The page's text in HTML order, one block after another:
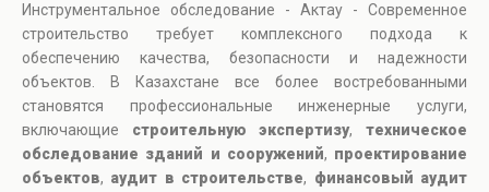
Инструментальное обследование - Актау - Современное
строительство требует комплексного подхода к
обеспечению качества, безопасности и надежности
объектов. В Казахстане все более востребованными
становятся профессиональные инженерные услуги,
включающие строительную экспертизу,техническое
обследование зданий и сооружений, проектирование
объектов, аудит в строительстве, финансовый аудит